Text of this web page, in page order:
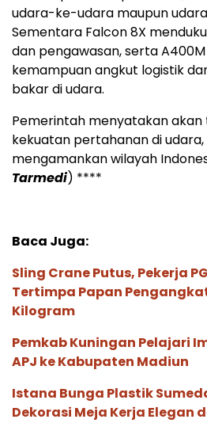
udara-ke-udara maupun
Sementara Falcon 8X
dan pengawasan, serta
kemampuan angkut logistik
bakar di udara.
Pemerintah menyatakan
kekuatan pertahanan di
mengamankan wilayah
Tarmedi) ****
Baca Juga:
Sling Crane Putus, Pekerja
Tertimpa Papan
Kilogram
Pemkab Kuningan Pelajari
APJ ke Kabupaten Madiun
Istana Bunga Plastik
Dekorasi Meja Kerja Elegan